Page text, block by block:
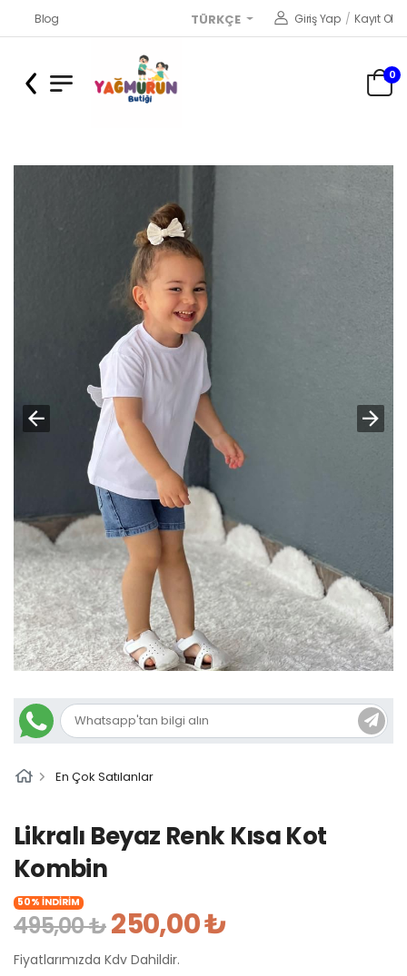
Blog TÜRKÇE Giriş Yap / Kayıt Ol
0
En Çok Satılanlar
Likralı Beyaz Renk Kısa Kot
Kombin
50% İNDİRİM
495,00 ₺250,00 ₺
Fiyatlarımızda Kdv Dahildir.